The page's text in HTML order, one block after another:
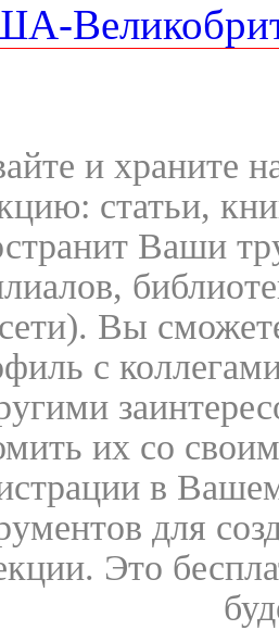
и храните
статьи,
Ваши
Вы
с
их со
в
для
Это